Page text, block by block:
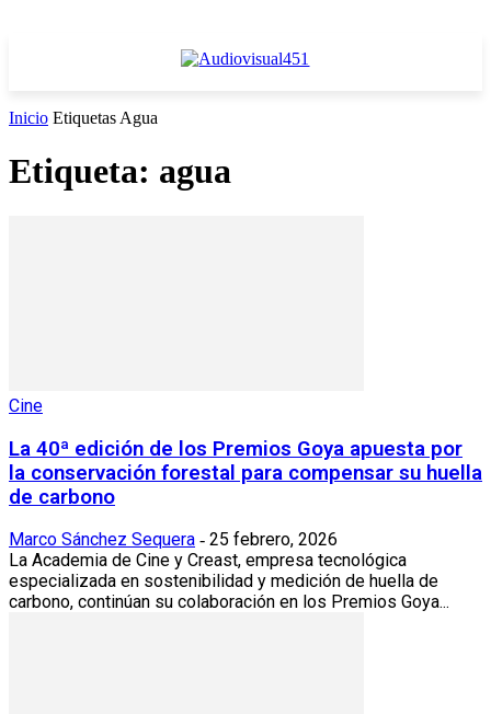
Inicio Etiquetas Agua
Etiqueta: agua
Cine
La 40ª edición de los Premios Goya apuesta por
la conservación forestal para compensar su huella
de carbono
Marco Sánchez Sequera - 25 febrero, 2026
La Academia de Cine y Creast, empresa tecnológica
especializada en sostenibilidad y medición de huella de
carbono, continúan su colaboración en los Premios Goya...